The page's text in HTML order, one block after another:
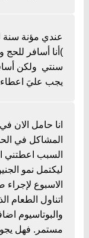
عندي مؤنة
)أنا أسافر
سنتي ولكن
يجب عليَ
انا حامل الان
المشاكل في
ليكتمل نمو
الاسبوع
اتناول الطعام
والبوتاسيوم
مستمر. فهل